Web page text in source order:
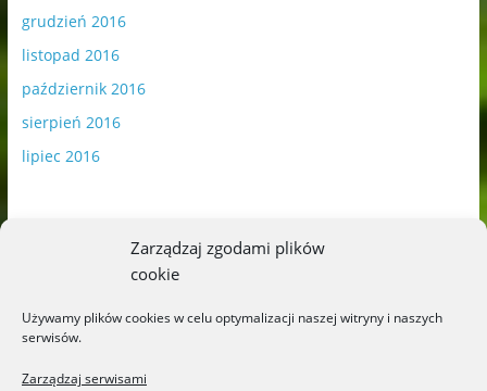
Zarządzaj zgodami plików
cookie
Używamy plików cookies w celu optymalizacji naszej witryny i naszych
serwisów.
Zarządzaj serwisami
grudzień 2016
listopad 2016
październik 2016
sierpień 2016
lipiec 2016